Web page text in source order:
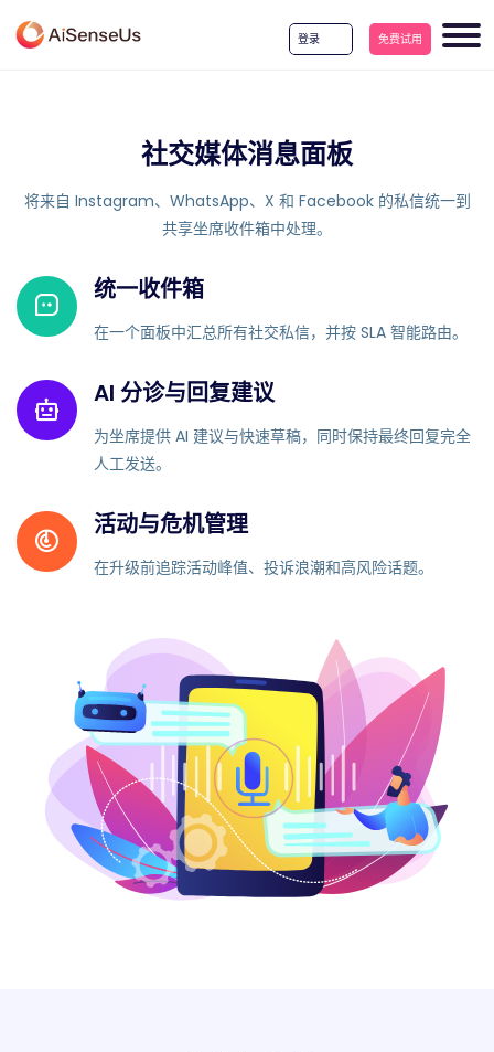
登录 免费试用
社交媒体消息面板
将来自 Instagram、WhatsApp、X 和 Facebook 的私信统一到
共享坐席收件箱中处理。
统一收件箱
在一个面板中汇总所有社交私信，并按 SLA 智能路由。
AI 分诊与回复建议
为坐席提供 AI 建议与快速草稿，同时保持最终回复完全
人工发送。
活动与危机管理
在升级前追踪活动峰值、投诉浪潮和高风险话题。